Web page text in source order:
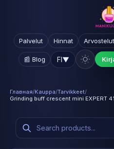
Palvelut Hinnat Arvostelut
📰 Blog FI▼
Главная/Kauppa/Tarvikkeet/
Grinding buff crescent mini EXPERT